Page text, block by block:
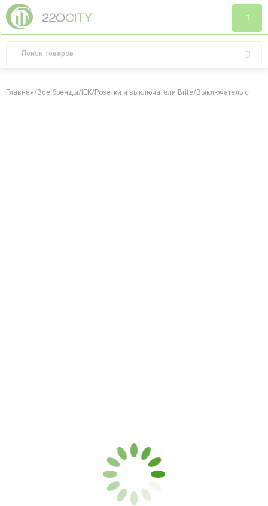
Главная/Все бренды/ IEK/Розетки и выключатели Brite/Выключатель с